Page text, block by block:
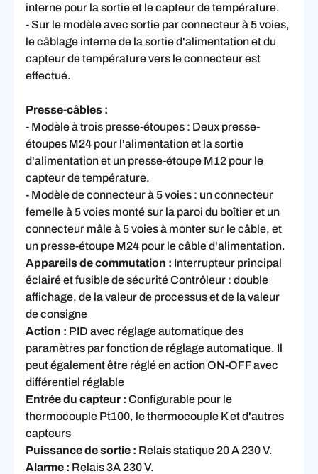
interne pour la sortie et le capteur de température.
- Sur le modèle avec sortie par connecteur à 5 voies,
le câblage interne de la sortie d'alimentation et du
capteur de température vers le connecteur est
effectué.
Presse-câbles :
- Modèle à trois presse-étoupes : Deux presse-
étoupes M24 pour l'alimentation et la sortie
d'alimentation et un presse-étoupe M12 pour le
capteur de température.
- Modèle de connecteur à 5 voies : un connecteur
femelle à 5 voies monté sur la paroi du boîtier et un
connecteur mâle à 5 voies à monter sur le câble, et
un presse-étoupe M24 pour le câble d'alimentation.
Appareils de commutation : Interrupteur principal
éclairé et fusible de sécurité Contrôleur : double
affichage, de la valeur de processus et de la valeur
de consigne
Action : PID avec réglage automatique des
paramètres par fonction de réglage automatique. Il
peut également être réglé en action ON-OFF avec
différentiel réglable
Entrée du capteur : Configurable pour le
thermocouple Pt100, le thermocouple K et d'autres
capteurs
Puissance de sortie : Relais statique 20 A 230 V.
Alarme : Relais 3A 230 V.